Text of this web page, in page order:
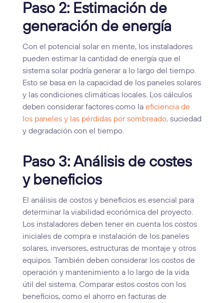
Paso 2: Estimación de
generación de energía
Con el potencial solar en mente, los instaladores
pueden estimar la cantidad de energía que el
sistema solar podría generar a lo largo del tiempo.
Esto se basa en la capacidad de los paneles solares
y las condiciones climáticas locales. Los cálculos
deben considerar factores como la eficiencia de
los paneles y las pérdidas por sombreado, suciedad
y degradación con el tiempo.
Paso 3: Análisis de costes
y beneficios
El análisis de costos y beneficios es esencial para
determinar la viabilidad económica del proyecto.
Los instaladores deben tener en cuenta los costos
iniciales de compra e instalación de los paneles
solares, inversores, estructuras de montaje y otros
equipos. También deben considerar los costos de
operación y mantenimiento a lo largo de la vida
útil del sistema. Comparar estos costos con los
beneficios, como el ahorro en facturas de